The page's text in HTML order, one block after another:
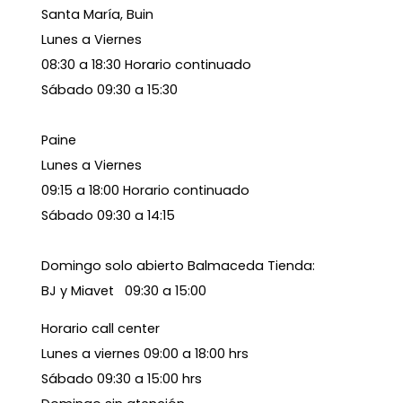
Santa María, Buin
Lunes a Viernes
08:30 a 18:30 Horario continuado
Sábado 09:30 a 15:30
Paine
Lunes a Viernes
09:15 a 18:00 Horario continuado
Sábado 09:30 a 14:15
Domingo solo abierto Balmaceda Tienda:
BJ y Miavet 09:30 a 15:00
Horario call center
Lunes a viernes 09:00 a 18:00 hrs
Sábado 09:30 a 15:00 hrs